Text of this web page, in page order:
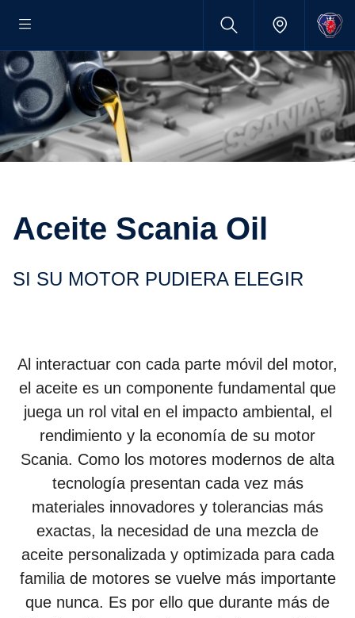
Aceite Scania Oil
SI SU MOTOR PUDIERA ELEGIR
Al interactuar con cada parte móvil del motor,
el aceite es un componente fundamental que
juega un rol vital en el impacto ambiental, el
rendimiento y la economía de su motor
Scania. Como los motores modernos de alta
tecnología presentan cada vez más
materiales innovadores y tolerancias más
exactas, la necesidad de una mezcla de
aceite personalizada y optimizada para cada
familia de motores se vuelve más importante
que nunca. Es por ello que durante más de